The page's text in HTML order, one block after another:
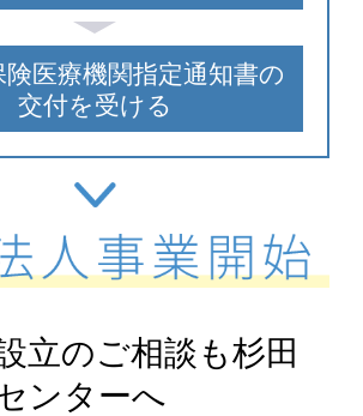
険医療機関指定通知書の
交付を受ける
立のご相談も杉田
ンターへ